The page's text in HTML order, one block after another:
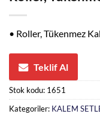
• Roller, Tükenmez
Teklif Al
Stok kodu: 1651
Kategoriler: KALEM